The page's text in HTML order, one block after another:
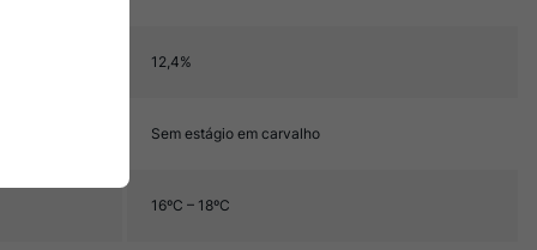
12,4%
Sem estágio em carvalho
16ºC – 18ºC